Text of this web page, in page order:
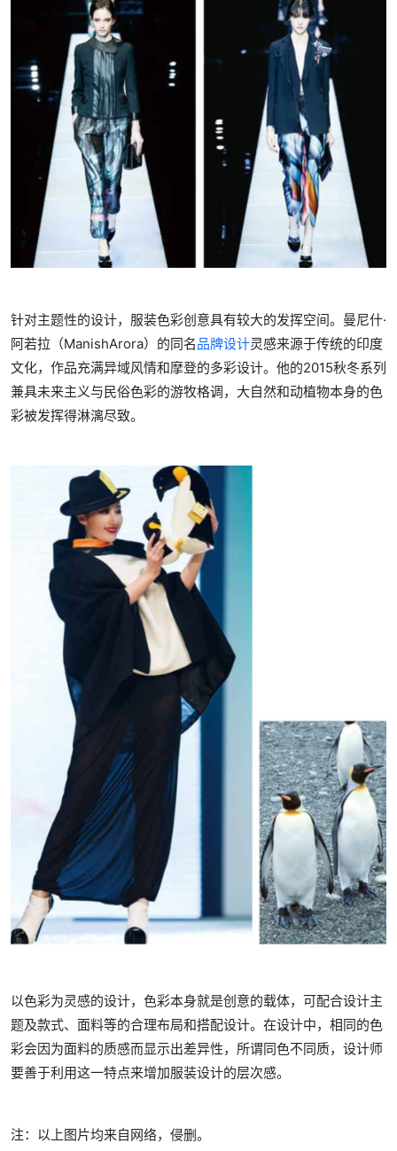
针对主题性的设计，服装色彩创意具有较大的发挥空间。曼尼什·
阿若拉（ManishArora）的同名品牌设计灵感来源于传统的印度
文化，作品充满异域风情和摩登的多彩设计。他的2015秋冬系列
兼具未来主义与民俗色彩的游牧格调，大自然和动植物本身的色
彩被发挥得淋漓尽致。
以色彩为灵感的设计，色彩本身就是创意的载体，可配合设计主
题及款式、面料等的合理布局和搭配设计。在设计中，相同的色
彩会因为面料的质感而显示出差异性，所谓同色不同质，设计师
要善于利用这一特点来增加服装设计的层次感。
注：以上图片均来自网络，侵删。